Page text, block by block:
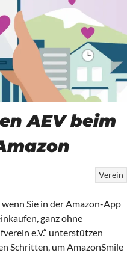
AEV beim
Verein
wenn Sie in der Amazon-App
ganz ohne
e.V.“ unterstützen
Schritten, um AmazonSmile